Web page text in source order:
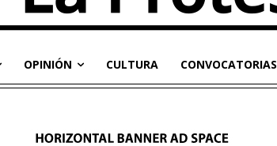
OPINIÓN CULTURA CONVOCATORIAS